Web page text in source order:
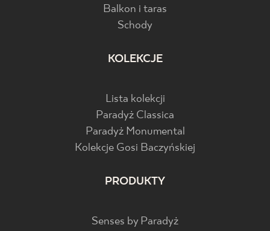
Balkon i taras
Schody
KOLEKCJE
Lista kolekcji
Paradyż Classica
Paradyż Monumental
Kolekcje Gosi Baczyńskiej
PRODUKTY
Senses by Paradyż